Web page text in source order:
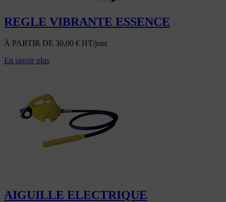
REGLE VIBRANTE ESSENCE
À PARTIR DE 30,00 € HT/jour
En savoir plus
AIGUILLE ELECTRIQUE